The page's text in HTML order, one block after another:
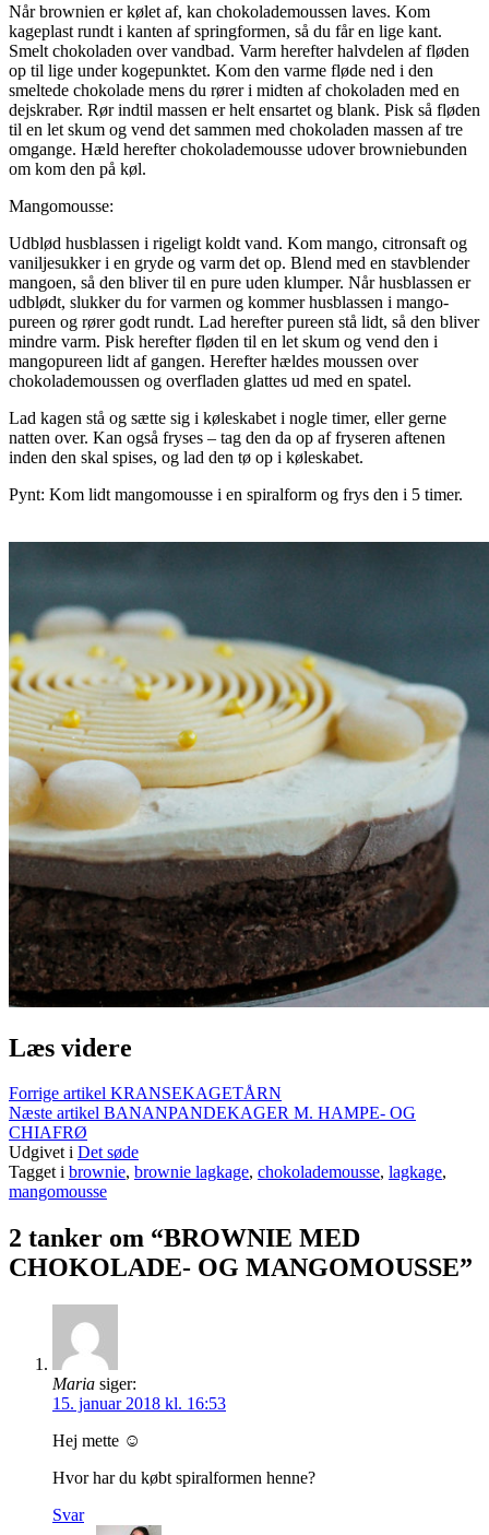
Når brownien er kølet af, kan chokolademoussen laves. Kom
kageplast rundt i kanten af springformen, så du får en lige kant.
Smelt chokoladen over vandbad. Varm herefter halvdelen af fløden
op til lige under kogepunktet. Kom den varme fløde ned i den
smeltede chokolade mens du rører i midten af chokoladen med en
dejskraber. Rør indtil massen er helt ensartet og blank. Pisk så fløden
til en let skum og vend det sammen med chokoladen massen af tre
omgange. Hæld herefter chokolademousse udover browniebunden
om kom den på køl.
Mangomousse:
Udblød husblassen i rigeligt koldt vand. Kom mango, citronsaft og
vaniljesukker i en gryde og varm det op. Blend med en stavblender
mangoen, så den bliver til en pure uden klumper. Når husblassen er
udblødt, slukker du for varmen og kommer husblassen i mango-
pureen og rører godt rundt. Lad herefter pureen stå lidt, så den bliver
mindre varm. Pisk herefter fløden til en let skum og vend den i
mangopureen lidt af gangen. Herefter hældes moussen over
chokolademoussen og overfladen glattes ud med en spatel.
Lad kagen stå og sætte sig i køleskabet i nogle timer, eller gerne
natten over. Kan også fryses – tag den da op af fryseren aftenen
inden den skal spises, og lad den tø op i køleskabet.
Pynt: Kom lidt mangomousse i en spiralform og frys den i 5 timer.
Læs videre
Forrige artikel KRANSEKAGETÅRN
Næste artikel BANANPANDEKAGER M. HAMPE- OG
CHIAFRØ
Udgivet i Det søde
Tagget i brownie, brownie lagkage, chokolademousse, lagkage,
mangomousse
2 tanker om “BROWNIE MED
CHOKOLADE- OG MANGOMOUSSE”
Maria siger:
15. januar 2018 kl. 16:53
Hej mette ☺️
Hvor har du købt spiralformen henne?
Svar